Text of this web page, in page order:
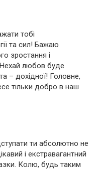
тобі
та сил! Бажаю
зростання і
любов буде
– дохідної! Головне,
тільки добро в наш
ти абсолютно не
і екстравагантний
Колю, будь таким